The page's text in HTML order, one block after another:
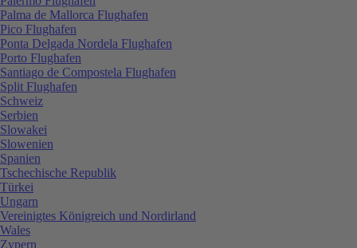
Palma de Mallorca Flughafen
Pico Flughafen
Ponta Delgada Nordela Flughafen
Porto Flughafen
Santiago de Compostela Flughafen
Split Flughafen
Schweiz
Serbien
Slowakei
Slowenien
Spanien
Tschechische Republik
Türkei
Ungarn
Vereinigtes Königreich und Nordirland
Wales
Zypern